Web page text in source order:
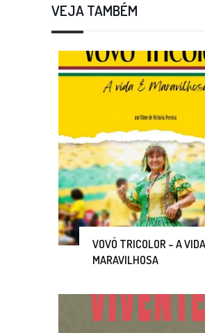
VEJA TAMBÉM
VOVÓ TRICOLOR – A
MARAVILHOSA